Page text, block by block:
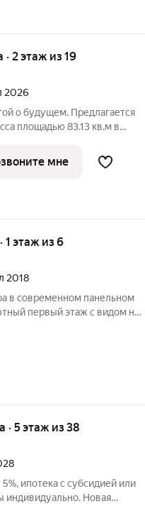
· 2 этаж из 19
2026
о будущем. Предлагается
площадью 83.13 кв.м в
квартиры с отделкой в
мне
1 этаж из 6
2018
в современном панельном
первый этаж с видом на
площадью 88 квадратных
· 5 этаж из 38
ипотека с субсидией или
индивидуально. Новая